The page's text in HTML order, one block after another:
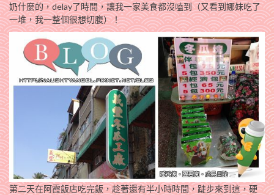
奶什麼的，delay了時間，讓我一家美食都沒嗑到（又看到娜妹吃了
一堆，我一整個很想切腹）！
第二天在阿霞飯店吃完飯，趁著還有半小時時間，跿步來到這，硬